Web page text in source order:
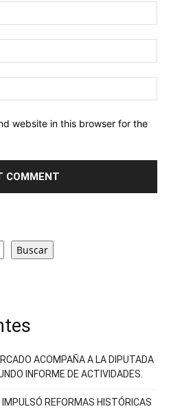
website in this browser for the
Buscar
ACOMPAÑA A LA DIPUTADA
INFORME DE ACTIVIDADES.
REFORMAS HISTÓRICAS